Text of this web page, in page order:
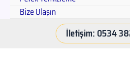
Bize Ulaşın
İletişim: 0534